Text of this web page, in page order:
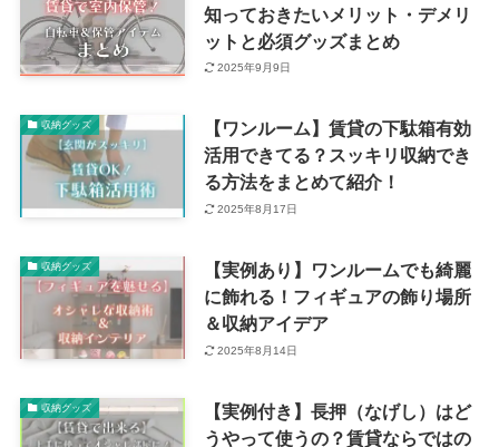
知っておきたいメリット・デメリ
ットと必須グッズまとめ
2025年9月9日
収納グッズ
【ワンルーム】賃貸の下駄箱有効
活用できてる？スッキリ収納でき
る方法をまとめて紹介！
2025年8月17日
収納グッズ
【実例あり】ワンルームでも綺麗
に飾れる！フィギュアの飾り場所
＆収納アイデア
2025年8月14日
収納グッズ
【実例付き】長押（なげし）はど
うやって使うの？賃貸ならではの